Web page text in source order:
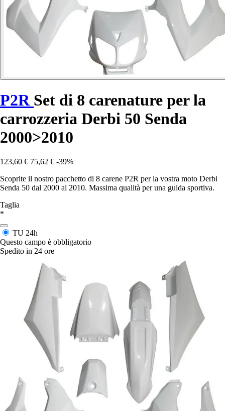
P2R Set di 8 carenature per la
carrozzeria Derbi 50 Senda
2000>2010
123,60 € 75,62 € -39%
Scoprite il nostro pacchetto di 8 carene P2R per la vostra moto Derbi
Senda 50 dal 2000 al 2010. Massima qualità per una guida sportiva.
Taglia
*
TU 24h
Questo campo è obbligatorio
Spedito in 24 ore